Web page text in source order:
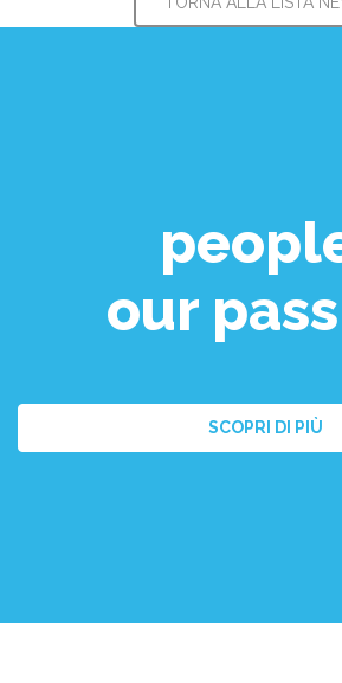
our
SCOPRI DI PIÙ